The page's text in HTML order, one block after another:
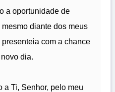
a oportunidade de
diante dos meus
com a chance
dia.
a Ti, Senhor, pelo meu